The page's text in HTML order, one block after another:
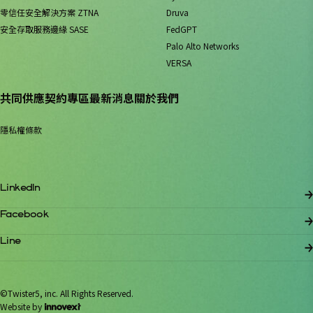
零信任安全解決方案 ZTNA
安全存取服務邊緣 SASE
Druva
FedGPT
Palo Alto Networks
VERSA
共同供應契約專區最新消息關於我們
隱私權條款
LinkedIn
Facebook
Line
©Twister5, inc. All Rights Reserved.
Website by